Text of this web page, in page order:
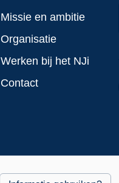
Missie en ambitie
Organisatie
Werken bij het NJi
Contact